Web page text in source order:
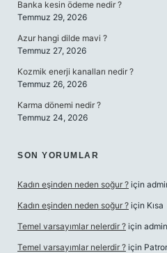
Banka kesin ödeme nedir ?
Temmuz 29, 2026
Azur hangi dilde mavi ?
Temmuz 27, 2026
Kozmik enerji kanalları nedir ?
Temmuz 26, 2026
Karma dönemi nedir ?
Temmuz 24, 2026
SON YORUMLAR
Kadın eşinden neden soğur ? için
Kadın eşinden neden soğur ? için Kısa
Temel varsayımlar nelerdir ? için admin
Temel varsayımlar nelerdir ? için